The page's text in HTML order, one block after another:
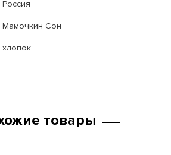
Россия
Мамочкин Сон
хлопок
товары